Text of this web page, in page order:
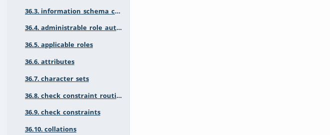
36.3. information_schema_catalog_name
36.4. administrable_role_authorizations
36.5. applicable_roles
36.6. attributes
36.7. character_sets
36.8. check_constraint_routine_usage
36.9. check_constraints
36.10. collations